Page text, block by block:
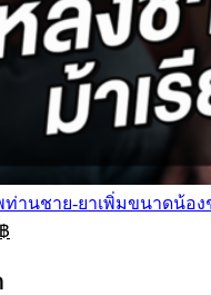
านชาย-ยาเพิ่มขนาดน้อง
฿